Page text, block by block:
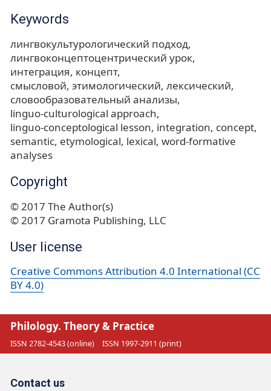
Keywords
лингвокультурологический подход
лингвоконцептоцентрический урок
интеграция концепт
смысловой, этимологический, лексический,
словообразовательный анализы
linguo-culturological approach
linguo-conceptological lesson integration concept
semantic, etymological, lexical, word-formative
analyses
Copyright
© 2017 The Author(s)
© 2017 Gramota Publishing, LLC
User license
Creative Commons Attribution 4.0 International (CC
BY 4.0)
Philology. Theory & Practice
ISSN 2782-4543 (online) ISSN 1997-2911 (print)
Contact us